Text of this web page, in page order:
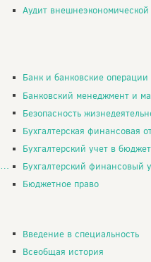
Аудит внешнеэкономической
Банк и банковские операции
Банковский менеджмент и
Безопасность
Бухгалтерская финансовая
Бухгалтерский учет в
Бухгалтерский финансовый
Бюджетное право
Введение в специальность
Всеобщая история